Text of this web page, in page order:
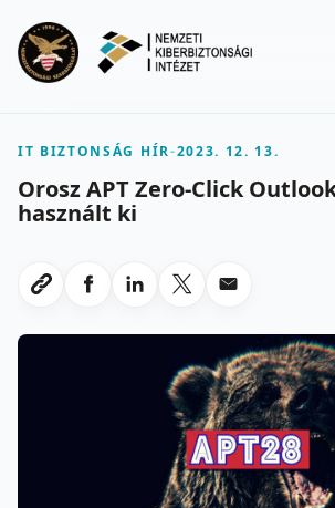
IT BIZTONSÁG HÍR-2023. 12. 13.
Orosz APT Zero-Click
használt ki
Link masolasa
Megosztas Facebookon
Megosztas LinkedInen
Megosztas X-en
Megosztas